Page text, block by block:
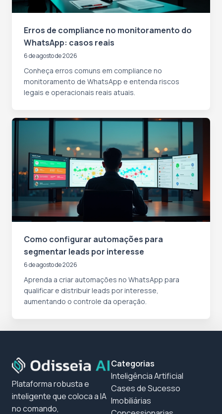
Erros de compliance no monitoramento do
WhatsApp: casos reais
6 de agosto de 2026
Conheça erros comuns em compliance no
monitoramento de WhatsApp e entenda riscos
legais e operacionais reais atuais.
Como configurar automações para
segmentar leads por interesse
6 de agosto de 2026
Aprenda a criar automações no WhatsApp para
qualificar e distribuir leads por interesse,
aumentando o controle da operação.
Plataforma robusta e
inteligente que coloca a IA
no comando,
Categorias
Inteligência Artificial
Cases de Sucesso
Imobiliárias